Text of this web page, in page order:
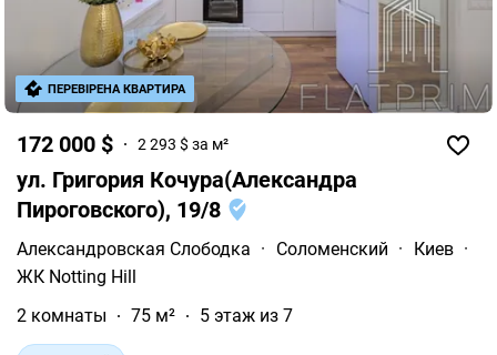
172 000 $ 2 293 $ за м²
ул. Григория Кочура(Александра
Пироговского), 19/8
Александровская Слободка · Соломенский · Киев ·
ЖК Notting Hill
2 комнаты
75 м² 5 этаж из 7
ПЕРЕВІРЕНА КВАРТИРА